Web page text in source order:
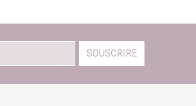
SOUSCRIRE